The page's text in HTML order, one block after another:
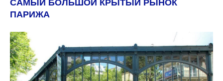
САМЫЙ БОЛЬШОЙ КРЫТЫЙ РЫНОК
ПАРИЖА